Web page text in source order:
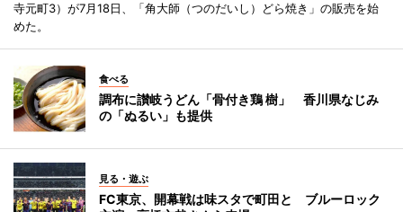
寺元町3）が7月18日、「角大師（つのだいし）どら焼き」の販売を始
めた。
食べる
調布に讃岐うどん「骨付き鶏 樹」 香川県なじみ
の「ぬるい」も提供
見る・遊ぶ
FC東京、開幕戦は味スタで町田と ブルーロック